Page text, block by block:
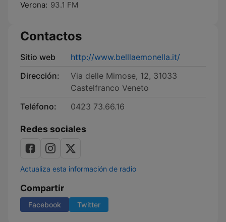
Verona: 93.1 FM
Contactos
Sitio web
http://www.belllaemonella.it/
Dirección:
Via delle Mimose, 12, 31033
Castelfranco Veneto
Teléfono:
0423 73.66.16
Redes sociales
Actualiza esta información de radio
Compartir
Facebook Twitter